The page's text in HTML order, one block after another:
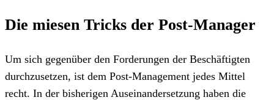
Die miesen Tricks der Post-Manager
Um sich gegenüber den Forderungen der Beschäftigten
durchzusetzen, ist dem Post-Management jedes Mittel
recht. In der bisherigen Auseinandersetzung haben die